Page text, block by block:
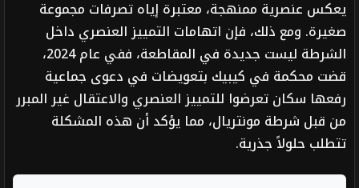
يعكس عنصرية ممنهجة، معتبرة إياه تصرفات مجموعة
صغيرة. ومع ذلك، فإن اتهامات التمييز العنصري داخل
الشرطة ليست جديدة في المقاطعة، ففي عام 2024،
قضت محكمة في كيبيك بتعويضات في دعوى جماعية
رفعها سكان تعرضوا للتمييز العنصري والاعتقال غير المبرر
من قبل شرطة مونتريال، مما يؤكد أن هذه المشكلة
تتطلب حلولاً جذرية.